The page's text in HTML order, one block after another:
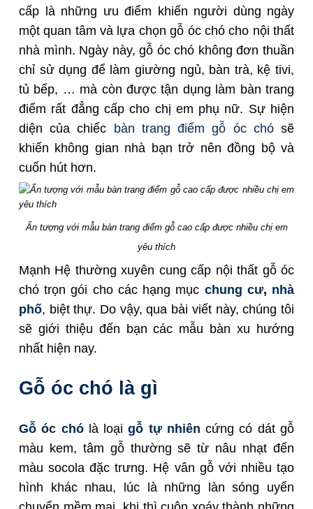
cấp là những ưu điểm khiến người dùng ngày
một quan tâm và lựa chọn gỗ óc chó cho nội thất
nhà mình. Ngày này, gỗ óc chó không đơn thuần
chỉ sử dụng để làm giường ngủ, bàn trà, kệ tivi,
tủ bếp, … mà còn được tận dụng làm bàn trang
điểm rất đẳng cấp cho chị em phụ nữ. Sự hiện
diện của chiếc bàn trang điểm gỗ óc chósẽ
khiến không gian nhà bạn trở nên đồng bộ và
cuốn hút hơn.
Ấn tượng với mẫu bàn trang điểm gỗ cao cấp được nhiều chị em
yêu thích
Mạnh Hệ thường xuyên cung cấp nội thất gỗ óc
chó trọn gói cho các hạng mục chung cư, nhà
phố, biệt thự. Do vậy, qua bài viết này, chúng tôi
sẽ giới thiệu đến bạn các mẫu bàn xu hướng
nhất hiện nay.
Gỗ óc chó là gì
Gỗ óc chólà loạigỗ tự nhiên cứng có dát gỗ
màu kem, tâm gỗ thường sẽ từ nâu nhạt đến
màu socola đặc trưng. Hệ vân gỗ với nhiều tạo
hình khác nhau, lúc là những làn sóng uyển